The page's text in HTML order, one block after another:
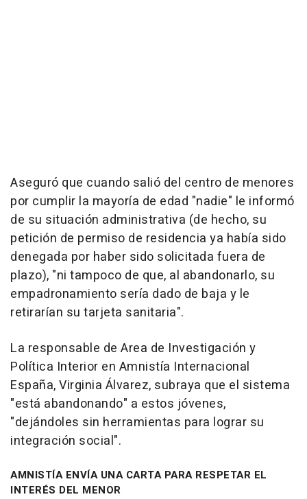
Aseguró que cuando salió del centro de menores
por cumplir la mayoría de edad "nadie" le informó
de su situación administrativa (de hecho, su
petición de permiso de residencia ya había sido
denegada por haber sido solicitada fuera de
plazo), "ni tampoco de que, al abandonarlo, su
empadronamiento sería dado de baja y le
retirarían su tarjeta sanitaria".
La responsable de Area de Investigación y
Política Interior en Amnistía Internacional
España, Virginia Álvarez, subraya que el sistema
"está abandonando" a estos jóvenes,
"dejándoles sin herramientas para lograr su
integración social".
AMNISTÍA ENVÍA UNA CARTA PARA RESPETAR EL
INTERÉS DEL MENOR